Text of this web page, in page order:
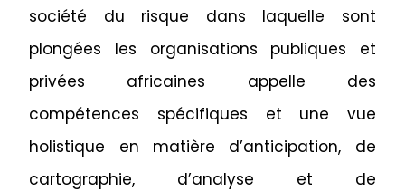
société du risque dans laquelle sont
plongées les organisations publiques et
privées africaines appelle des
compétences spécifiques et une vue
holistique en matière d’anticipation, de
cartographie, d’analyse et de